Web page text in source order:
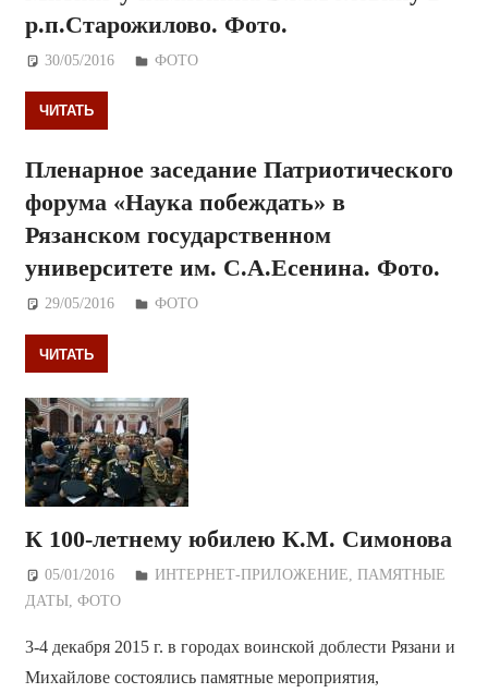
р.п.Старожилово. Фото.
30/05/2016 Дежурный по Редакции
ФОТО
ЧИТАТЬ
Пленарное заседание Патриотического
форума «Наука побеждать» в
Рязанском государственном
университете им. С.А.Есенина. Фото.
29/05/2016 Дежурный по Редакции
ФОТО
ЧИТАТЬ
К 100-летнему юбилею К.М. Симонова
05/01/2016 Дежурный по Редакции
ИНТЕРНЕТ-ПРИЛОЖЕНИЕ ,ПАМЯТНЫЕ
ДАТЫ, ФОТО
3-4 декабря 2015 г. в городах воинской доблести Рязани и
Михайлове состоялись памятные мероприятия,